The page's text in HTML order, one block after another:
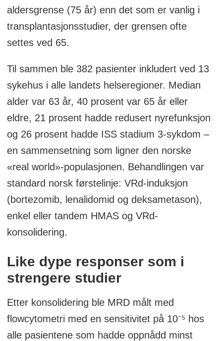
aldersgrense (75 år) enn det som er vanlig i
transplantasjonsstudier, der grensen ofte
settes ved 65.
Til sammen ble 382 pasienter inkludert ved 13
sykehus i alle landets helseregioner. Median
alder var 63 år, 40 prosent var 65 år eller
eldre, 21 prosent hadde redusert nyrefunksjon
og 26 prosent hadde ISS stadium 3-sykdom –
en sammensetning som ligner den norske
«real world»-populasjonen. Behandlingen var
standard norsk førstelinje: VRd-induksjon
(bortezomib, lenalidomid og deksametason),
enkel eller tandem HMAS og VRd-
konsolidering.
Like dype responser som i
strengere studier
Etter konsolidering ble MRD målt med
flowcytometri med en sensitivitet på 10⁻⁵ hos
alle pasientene som hadde oppnådd minst